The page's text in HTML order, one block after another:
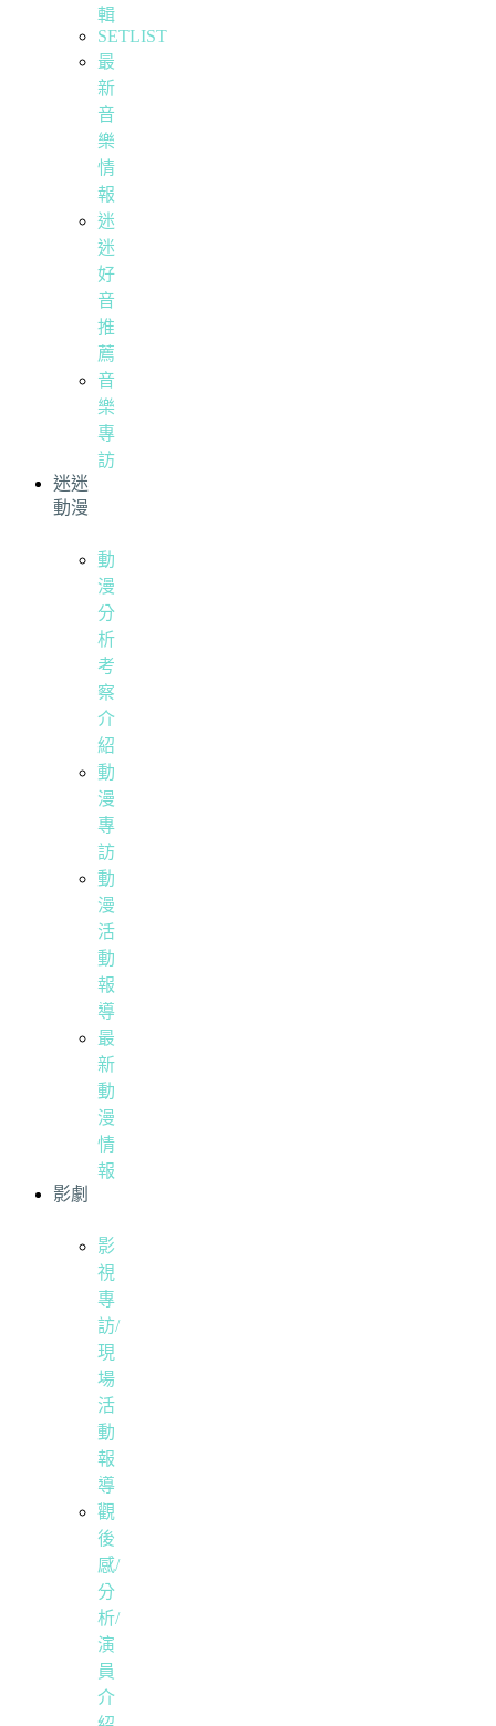
輯
SETLIST
最
新
音
樂
情
報
迷
迷
好
音
推
薦
音
樂
專
訪
迷迷
動漫
動
漫
分
析
考
察
介
紹
動
漫
專
訪
動
漫
活
動
報
導
最
新
動
漫
情
報
影劇
影
視
專
訪/
現
場
活
動
報
導
觀
後
感/
分
析/
演
員
介